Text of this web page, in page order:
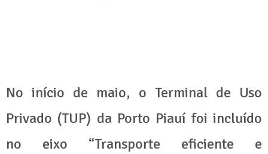
No início de maio, o Terminal de Uso
Privado (TUP) da Porto Piauí foi incluído
no eixo “Transporte eficiente e